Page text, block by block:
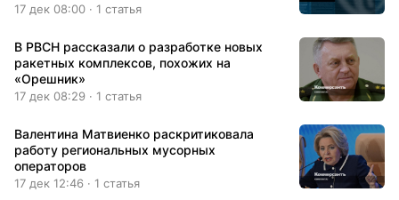
17 дек 08:00 · 1 статья
В РВСН рассказали о разработке новых
ракетных комплексов, похожих на
«Орешник»
17 дек 08:29 · 1 статья
Валентина Матвиенко раскритиковала
работу региональных мусорных
операторов
17 дек 12:46 · 1 статья